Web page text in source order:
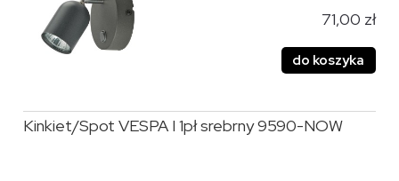
71,00 zł
do koszyka
Kinkiet/Spot VESPA I 1pł srebrny 9590-NOW